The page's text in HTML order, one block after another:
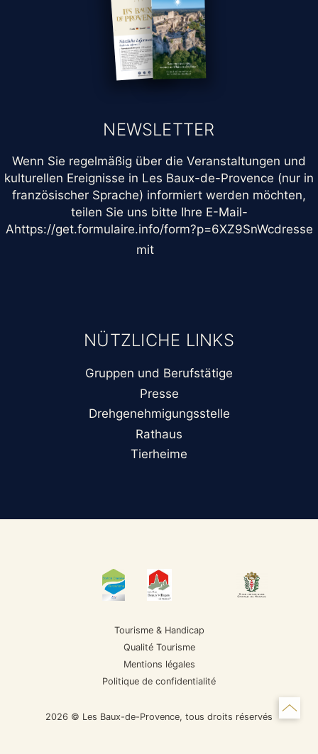
NEWSLETTER
Wenn Sie regelmäßig über die Veranstaltungen und
kulturellen Ereignisse in Les Baux-de-Provence (nur in
französischer Sprache) informiert werden möchten,
teilen Sie uns bitte Ihre E-Mail-
Ahttps://get.formulaire.info/form?p=6XZ9SnWcdresse
mit
NÜTZLICHE LINKS
Gruppen und Berufstätige
Presse
Drehgenehmigungsstelle
Rathaus
Tierheime
Tourisme & Handicap
Qualité Tourisme
Mentions légales
Politique de confidentialité
2026 © Les Baux-de-Provence, tous droits réservés